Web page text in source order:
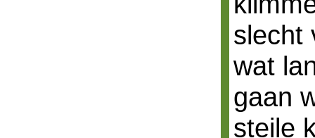
slecht
wat
gaan
steile